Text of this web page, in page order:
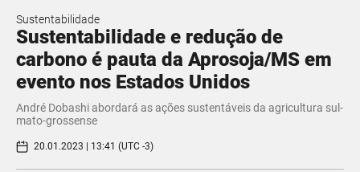
Sustentabilidade
Sustentabilidade e redução de
carbono é pauta da Aprosoja/MS em
evento nos Estados Unidos
André Dobashi abordará as ações sustentáveis da agricultura sul-
mato-grossense
20.01.2023 | 13:41 (UTC -3)